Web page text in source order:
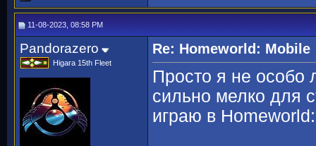
11-08-2023, 08:58 PM
Pandorazero
Higara 15th Fleet
Re: Homeworld: Mobile
Просто я не особо
сильно мелко для
играю в